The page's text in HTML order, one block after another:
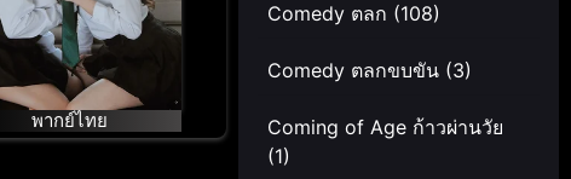
พากย์ไทย
Comedy ตลก (108)
Comedy ตลกขบขัน (3)
Coming of Age ก้าวผ่านวัย
(1)